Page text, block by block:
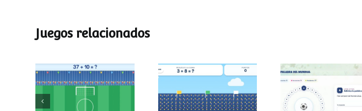
Juegos relacionados
Mundial de
Partido de sumas
Pasapalabra del